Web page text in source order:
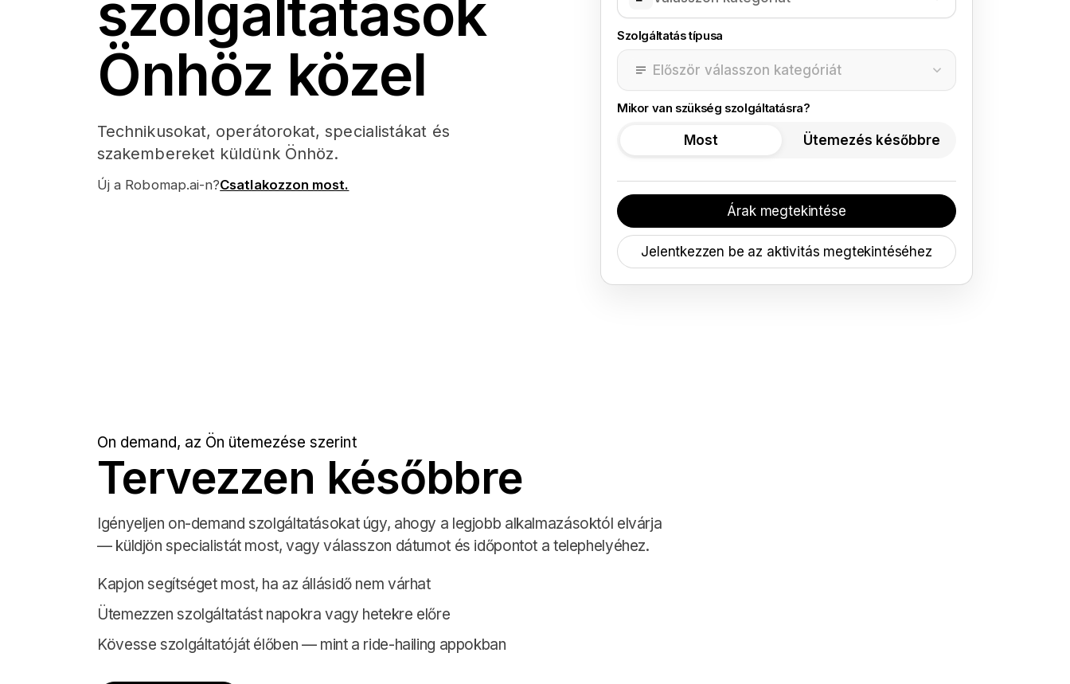
szolgáltatások
Önhöz közel
Technikusokat, operátorokat, specialistákat és
szakembereket küldünk Önhöz.
Új a Robomap.ai-n?Csatlakozzon most.
Szolgáltatás típusa
Először válasszon kategóriát
Mikor van szükség szolgáltatásra?
Most Ütemezés későbbre
Árak megtekintése
Jelentkezzen be az aktivitás megtekintéséhez
On demand, az Ön ütemezése szerint
Tervezzen későbbre
Igényeljen on-demand szolgáltatásokat úgy, ahogy a legjobb alkalmazásoktól elvárja
— küldjön specialistát most, vagy válasszon dátumot és időpontot a telephelyéhez.
Kapjon segítséget most, ha az állásidő nem várhat
Ütemezzen szolgáltatást napokra vagy hetekre előre
Kövesse szolgáltatóját élőben — mint a ride-hailing appokban